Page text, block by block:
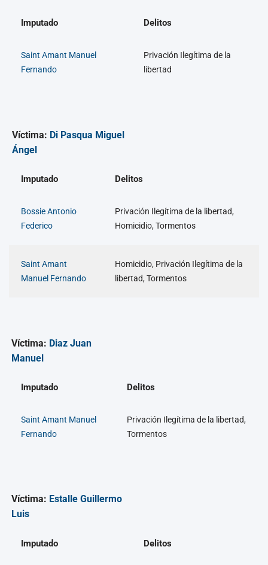
Imputado Delitos
Saint Amant Manuel
Fernando
Privación Ilegítima de la
libertad
Víctima: Di Pasqua Miguel
Ángel
Imputado Delitos
Bossie Antonio
Federico
Privación Ilegítima de la libertad,
Homicidio, Tormentos
Saint Amant
Manuel Fernando
Homicidio, Privación Ilegítima de la
libertad, Tormentos
Víctima: Diaz Juan
Manuel
Imputado Delitos
Saint Amant Manuel
Fernando
Privación Ilegítima de la libertad,
Tormentos
Víctima: Estalle Guillermo
Luis
Imputado Delitos